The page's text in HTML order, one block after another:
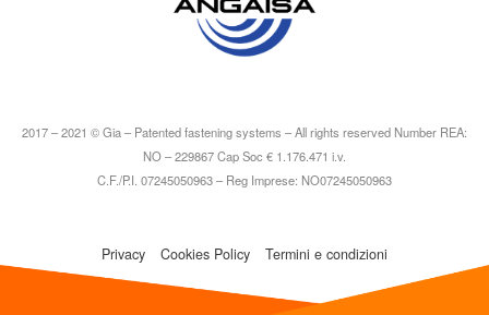
2017 – 2021 © Gia – Patented fastening systems – All rights reserved Number REA:
NO – 229867 Cap Soc € 1.176.471 i.v.
C.F./P.I. 07245050963 – Reg Imprese: NO07245050963
Privacy Cookies Policy Termini e condizioni